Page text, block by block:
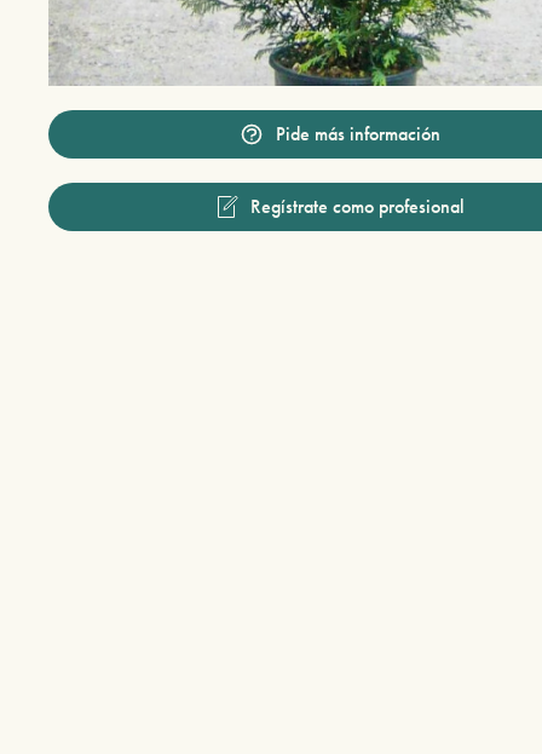
Pide más información
Regístrate como profesional